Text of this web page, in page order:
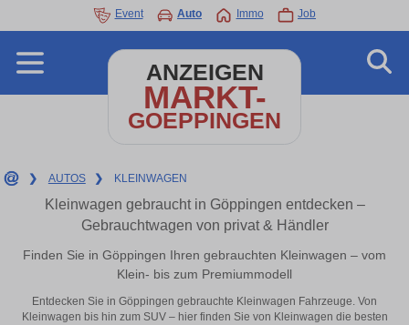
Event Auto Immo Job
ANZEIGEN
MARKT-
GOEPPINGEN
❯ AUTOS ❯ KLEINWAGEN
Kleinwagen gebraucht in Göppingen entdecken –
Gebrauchtwagen von privat & Händler
Finden Sie in Göppingen Ihren gebrauchten Kleinwagen – vom
Klein- bis zum Premiummodell
Entdecken Sie in Göppingen gebrauchte Kleinwagen Fahrzeuge. Von
Kleinwagen bis hin zum SUV – hier finden Sie von Kleinwagen die besten